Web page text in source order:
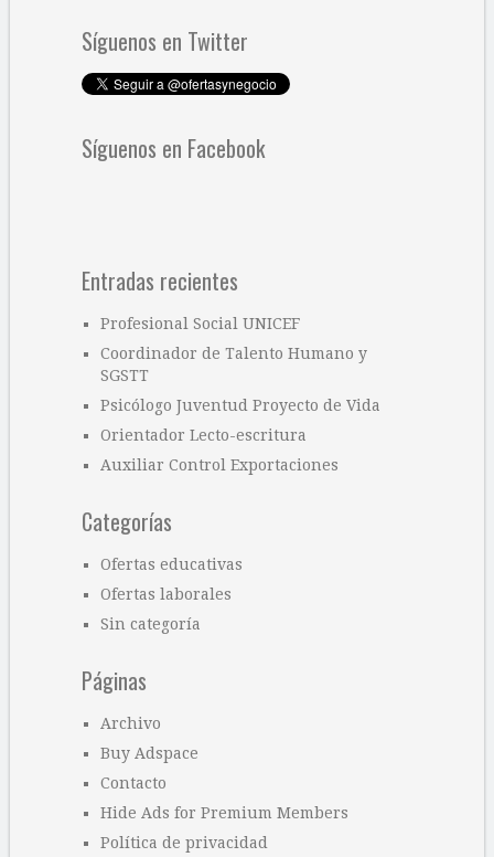
Síguenos en Twitter
Síguenos en Facebook
Entradas recientes
Profesional Social UNICEF
Coordinador de Talento Humano y
SGSTT
Psicólogo Juventud Proyecto de Vida
Orientador Lecto-escritura
Auxiliar Control Exportaciones
Categorías
Ofertas educativas
Ofertas laborales
Sin categoría
Páginas
Archivo
Buy Adspace
Contacto
Hide Ads for Premium Members
Política de privacidad